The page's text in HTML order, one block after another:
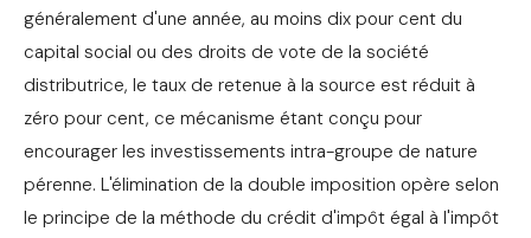
généralement d'une année, au moins dix pour cent du
capital social ou des droits de vote de la société
distributrice, le taux de retenue à la source est réduit à
zéro pour cent, ce mécanisme étant conçu pour
encourager les investissements intra-groupe de nature
pérenne. L'élimination de la double imposition opère selon
le principe de la méthode du crédit d'impôt égal à l'impôt